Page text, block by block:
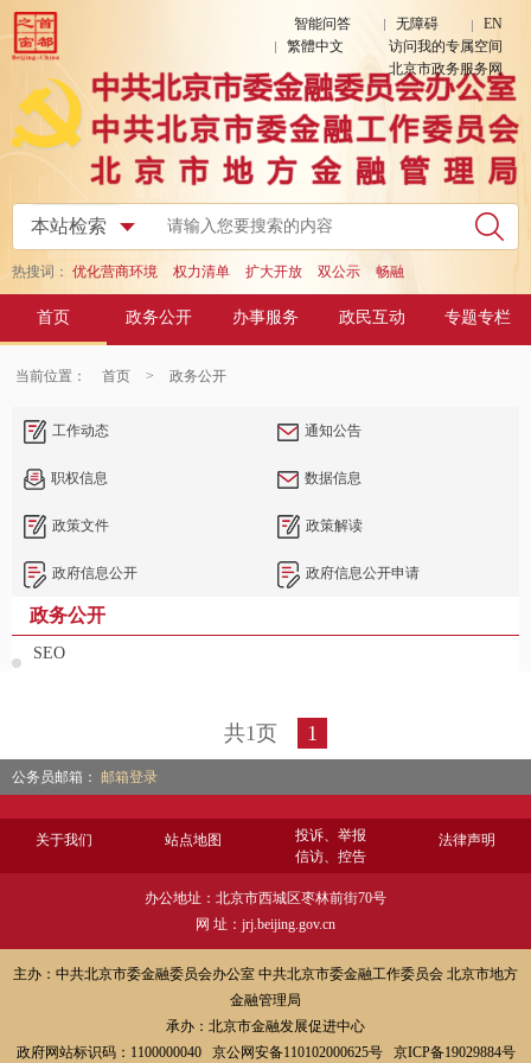
智能问答 无障碍
EN
繁體中文
访问我的专属空间
北京市政务服务网
热搜词： 优化营商环境 权力清单 扩大开放 双公示 畅融
首页 政务公开 办事服务 政民互动 专题专栏
当前位置： 首页 > 政务公开
工作动态 通知公告
职权信息 数据信息
政策文件 政策解读
政府信息公开 政府信息公开申请
政务公开
SEO
共1页 1
公务员邮箱： 邮箱登录
关于我们 站点地图
投诉、举报
信访、控告
法律声明
办公地址：北京市西城区枣林前街70号
网 址：jrj.beijing.gov.cn
主办：中共北京市委金融委员会办公室 中共北京市委金融工作委员会 北京市地方
金融管理局
承办：北京市金融发展促进中心
政府网站标识码：1100000040 京公网安备110102000625号 京ICP备19029884号